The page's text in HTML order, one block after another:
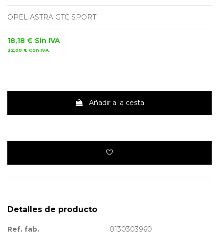
OPEL ASTRA GTC SPORT
18,18 € Sin IVA
22,00 € Con IVA
Añadir a la cesta
Detalles de producto
Ref. fab.
0130303960